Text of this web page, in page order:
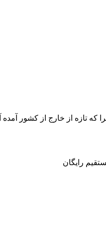
از خارج از کشور آمده
رایگان